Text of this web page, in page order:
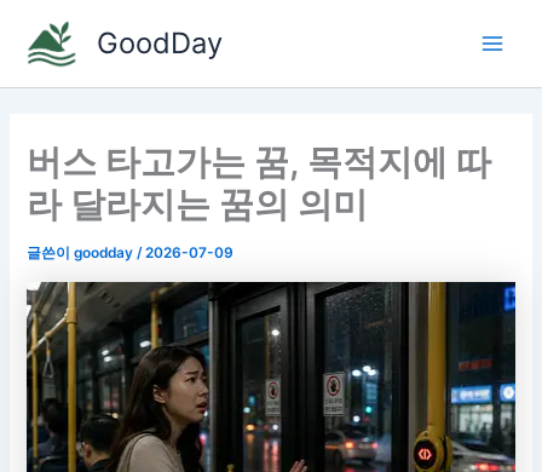
GoodDay
버스 타고가는 꿈, 목적지에 따
라 달라지는 꿈의 의미
글쓴이goodday/2026-07-09